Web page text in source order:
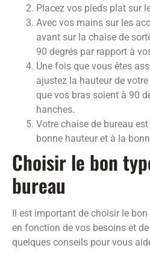
Placez vos pieds plat sur
Avec vos mains sur les
avant sur la chaise de
90 degrés par rapport à
Une fois que vous êtes
ajustez la hauteur de
que vos bras soient à 90
hanches.
Votre chaise de bureau
bonne hauteur et à la
Choisir le bon
bureau
Il est important de choisir le
en fonction de vos besoins et
quelques conseils pour vous